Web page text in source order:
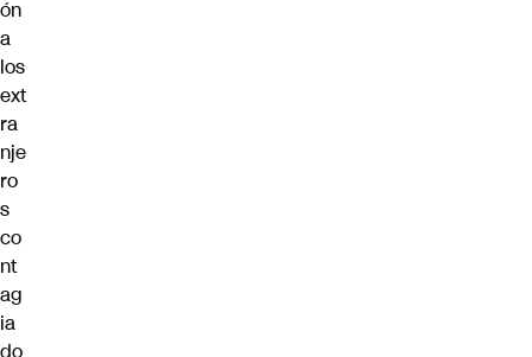
ón
a
los
ext
ra
nje
ro
s
co
nt
ag
ia
do